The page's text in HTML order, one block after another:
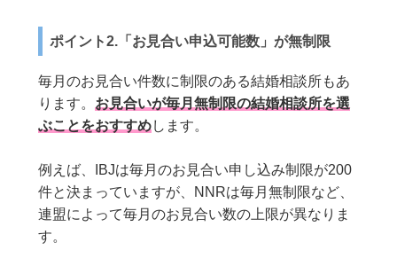
ポイント2.「お見合い申込可能数」が無制限
毎月のお見合い件数に制限のある結婚相談所もあ
ります。 お見合いが毎月無制限の結婚相談所を選
ぶことをおすすめします。
例えば、IBJは毎月のお見合い申し込み制限が200
件と決まっていますが、NNRは毎月無制限など、
連盟によって毎月のお見合い数の上限が異なりま
す。